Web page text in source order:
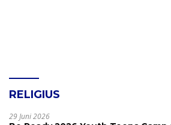
RELIGIUS
29 Juni 2026